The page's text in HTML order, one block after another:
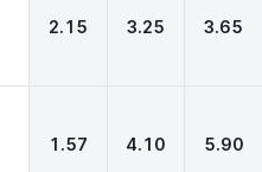
2.15 3.25 3.65
1.57 4.10 5.90